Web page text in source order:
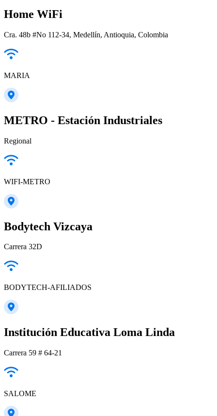
Home WiFi
Cra. 48b #No 112-34, Medellín, Antioquia, Colombia
MARIA
METRO - Estación Industriales
Regional
WIFI-METRO
Bodytech Vizcaya
Carrera 32D
BODYTECH-AFILIADOS
Institución Educativa Loma Linda
Carrera 59 # 64-21
SALOME